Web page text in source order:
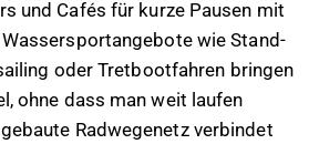
und Cafés für kurze Pausen mit
wie Stand-
oder Tretbootfahren bringen
ohne dass man weit laufen
Radwegenetz verbindet